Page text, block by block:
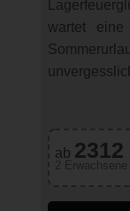
wartet
ab 2312
2 Erwachsene